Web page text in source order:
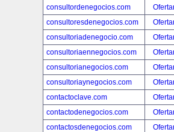
consultordenegocios.com
consultoresdenegocios.com
consultoriadenegocio.com
consultoriaennegocios.com
consultorianegocios.com
consultoriaynegocios.com
contactoclave.com
contactodenegocios.com
contactosdenegocios.com